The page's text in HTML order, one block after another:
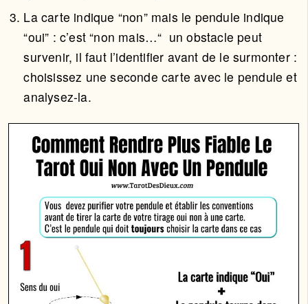
La carte indique “non” mais le pendule indique
“oui” : c’est “non mais…“ un obstacle peut
survenir, il faut l’identifier avant de le surmonter :
choisissez une seconde carte avec le pendule et
analysez-la.